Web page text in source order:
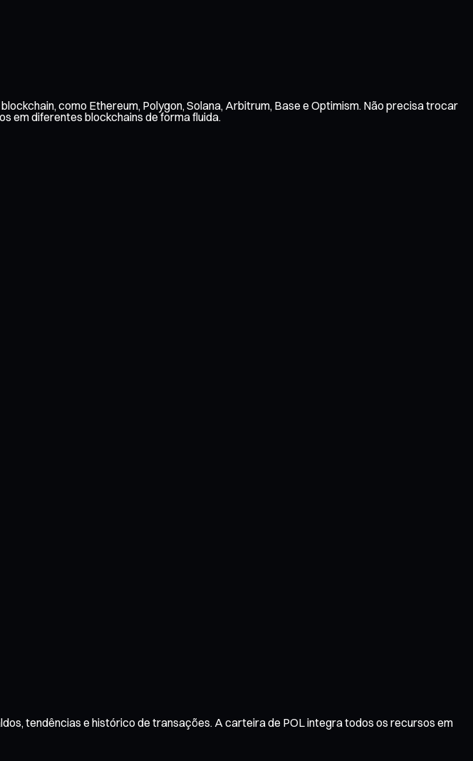
como Ethereum, Polygon, Solana, Arbitrum, Base e Optimism. Não precisa trocar
em diferentes blockchains de forma fluida.
tendências e histórico de transações. A carteira de POL integra todos os recursos em